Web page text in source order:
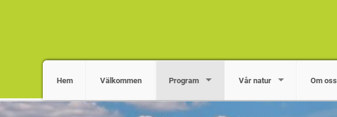
Hem Välkommen Program Vår natur Om oss